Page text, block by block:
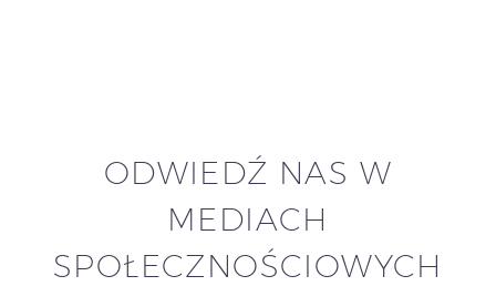
ODWIEDŹ NAS W
MEDIACH
SPOŁECZNOŚCIOWYCH